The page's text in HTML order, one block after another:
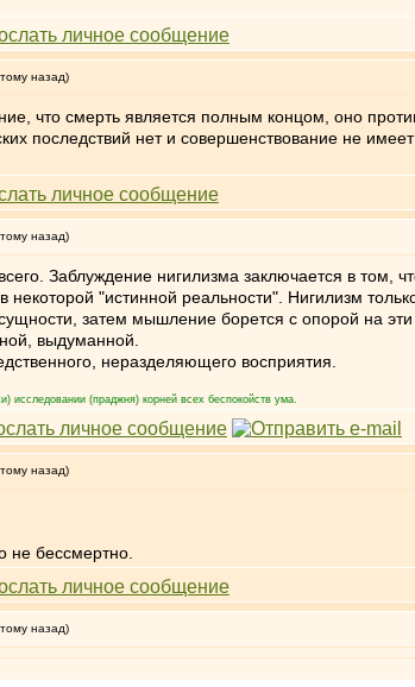
назад)
что смерть является полным концом, оно
последствий нет и совершенствование не
назад)
Заблуждение нигилизма заключается в том,
некоторой "истинной реальности". Нигилизм
затем мышление борется с опорой на
выдуманной.
неразделяющего восприятия.
исследовании (праджня) корней всех беспокойств ума.
назад)
не бессмертно.
назад)